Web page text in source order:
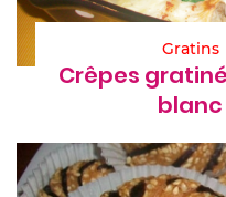
Gratins
Crêpes